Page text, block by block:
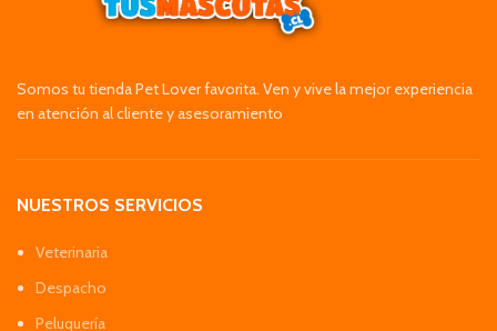
Somos tu tienda Pet Lover favorita. Ven y vive la mejor experiencia
en atención al cliente y asesoramiento
NUESTROS SERVICIOS
Veterinaria
Despacho
Peluquería